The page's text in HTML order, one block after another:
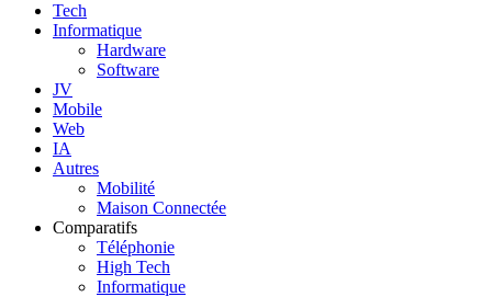
Tech
Informatique
Hardware
Software
JV
Mobile
Web
IA
Autres
Mobilité
Maison Connectée
Comparatifs
Téléphonie
High Tech
Informatique